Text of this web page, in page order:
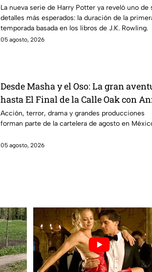
emocionará a los fans de los libros
La nueva serie de Harry Potter ya reveló uno de
detalles más esperados: la duración de la
temporada basada en los libros de J.K. Rowling.
05 agosto, 2026
Desde Masha y el Oso: La gran
hasta El Final de la Calle Oak con
Hathaway. Esta es la lista completa de
los estrenos en cines para agosto de
Acción, terror, drama y grandes producciones
forman parte de la cartelera de agosto en
05 agosto, 2026